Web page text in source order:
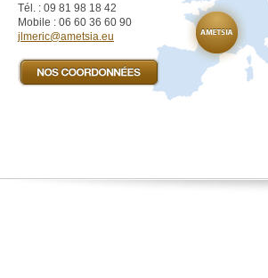
Tél. : 09 81 98 18 42‬
Mobile : 06 60 36 60 90
jlmeric@ametsia.eu